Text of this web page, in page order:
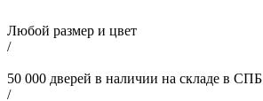
Любой размер и цвет
/
50 000 дверей в наличии на складе в СПБ
/